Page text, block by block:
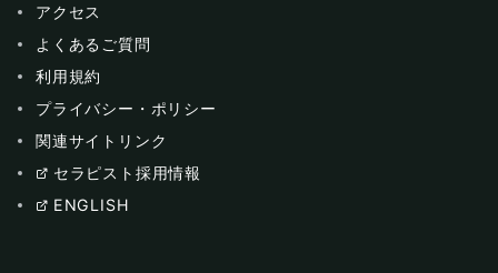
アクセス
よくあるご質問
利用規約
プライバシー・ポリシー
関連サイトリンク
セラピスト採用情報
ENGLISH